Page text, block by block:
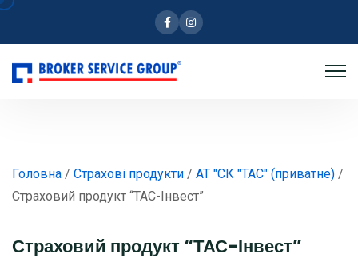
FacebookInstagram
Головна / Страхові продукти / АТ "СК "ТАС" (приватне) /
Страховий продукт “ТАС-Інвест”
Страховий продукт “ТАС-Інвест”